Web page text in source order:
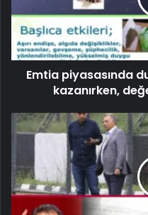
Emtia piyasasında
kazanırken,